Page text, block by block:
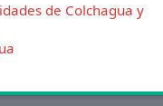
de Colchagua y